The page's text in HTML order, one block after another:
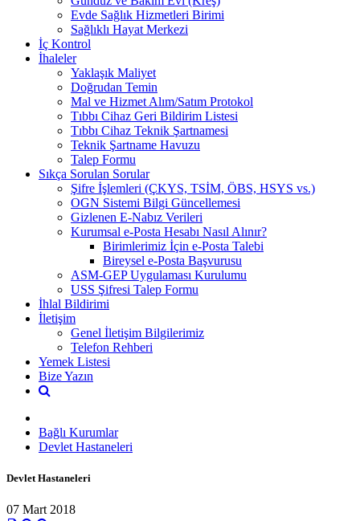
Evde Sağlık Hizmetleri Birimi
Sağlıklı Hayat Merkezi
İç Kontrol
İhaleler
Yaklaşık Maliyet
Doğrudan Temin
Mal ve Hizmet Alım/Satım Protokol
Tıbbı Cihaz Geri Bildirim Listesi
Tıbbı Cihaz Teknik Şartnamesi
Teknik Şartname Havuzu
Talep Formu
Sıkça Sorulan Sorular
Şifre İşlemleri (ÇKYS, TSİM, ÖBS, HSYS vs.)
OGN Sistemi Bilgi Güncellemesi
Gizlenen E-Nabız Verileri
Kurumsal e-Posta Hesabı Nasıl Alınır?
Birimlerimiz İçin e-Posta Talebi
Bireysel e-Posta Başvurusu
ASM-GEP Uygulaması Kurulumu
USS Şifresi Talep Formu
İhlal Bildirimi
İletişim
Genel İletişim Bilgilerimiz
Telefon Rehberi
Yemek Listesi
Bize Yazın
Bağlı Kurumlar
Devlet Hastaneleri
Devlet Hastaneleri
07 Mart 2018